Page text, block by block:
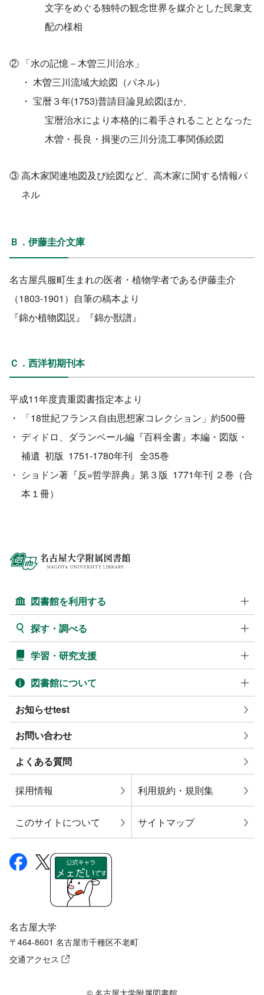
文字をめぐる独特の観念世界を媒介とした民衆支
配の様相
② 「水の記憶－木曽三川治水」
・ 木曽三川流域大絵図（パネル）
・ 宝暦３年(1753)普請目論見絵図ほか、
宝暦治水により本格的に着手されることとなった
木曽・長良・揖斐の三川分流工事関係絵図
③高木家関連地図及び絵図など、高木家に関する情報パ
ネル
Ｂ． 伊藤圭介文庫
名古屋呉服町生まれの医者・植物学者である伊藤圭介
（1803-1901）自筆の稿本より
『錦か植物図説』『錦か獣譜』
Ｃ．西洋初期刊本
平成11年度貴重図書指定本より
・
「18世紀フランス自由思想家コレクション」約500冊
・ ディドロ、ダランベール編『百科全書』本編・図版・
補遺 初版 1751-1780年刊 全35巻
・ ショドン著『反=哲学辞典』第３版 1771年刊 ２巻（合
本１冊）
図書館を利用する
探す・調べる
学習・研究支援
図書館について
お知らせtest
お問い合わせ
よくある質問
採用情報 利用規約・規則集
このサイトについて サイトマップ
名古屋大学
〒464-8601 名古屋市千種区不老町
交通アクセス